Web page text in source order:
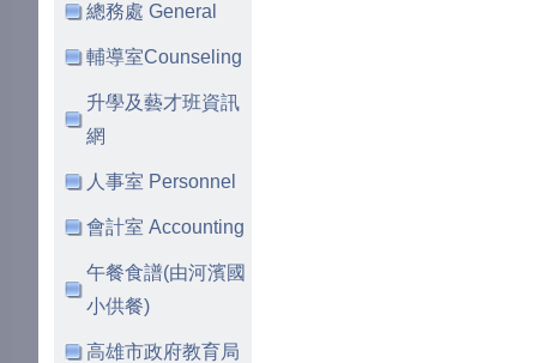
總務處 General
輔導室Counseling
升學及藝才班資訊
網
人事室 Personnel
會計室 Accounting
午餐食譜(由河濱國
小供餐)
高雄市政府教育局